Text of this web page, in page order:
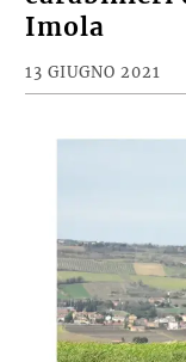
Imola
13 GIUGNO 2021